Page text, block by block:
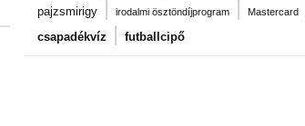
pajzsmirigy | irodalmi ösztöndíjprogram | Mastercard
csapadékvíz | futballcipő